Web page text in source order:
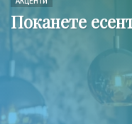
Поканете